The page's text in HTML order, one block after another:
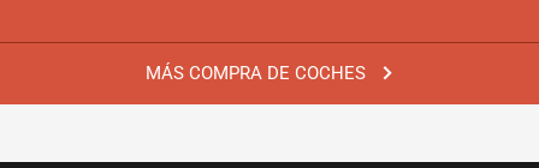
MÁS COMPRA DE COCHES